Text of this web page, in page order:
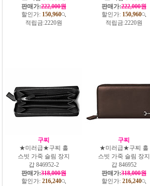
판매가:222,000원
할인가: 150,960
적립금:2220원
판매가:222,000원
할인가: 150,960
적립금:2220원
구찌
★미러급★구찌 홀
스빗 가죽 슬림 장지
갑 846952-2
판매가:318,000원
할인가: 216,240
구찌
★미러급★구찌 홀
스빗 가죽 슬림 장지
갑 846952
판매가:318,000원
할인가: 216,240